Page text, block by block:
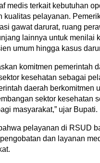
medis terkait kebutuhan
kualitas pelayanan.
gawat darurat, ruang
lainnya untuk menilai
umum hingga kasus
komitmen pemerintah
kesehatan sebagai
daerah berkomitmen
sektor kesehatan
masyarakat,” ujar Bupati.
pelayanan di RSUD
dan layanan